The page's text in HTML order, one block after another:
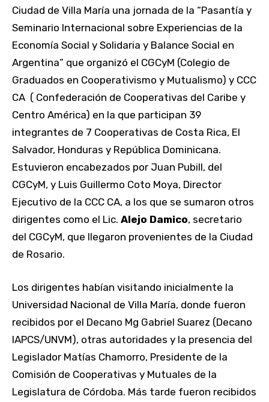
Ciudad de Villa María una jornada de la “Pasantía y
Seminario Internacional sobre Experiencias de la
Economía Social y Solidaria y Balance Social en
Argentina” que organizó el CGCyM (Colegio de
Graduados en Cooperativismo y Mutualismo) y CCC
CA ( Confederación de Cooperativas del Caribe y
Centro América) en la que participan 39
integrantes de 7 Cooperativas de Costa Rica, El
Salvador, Honduras y República Dominicana.
Estuvieron encabezados por Juan Pubill, del
CGCyM, y Luis Guillermo Coto Moya, Director
Ejecutivo de la CCC CA, a los que se sumaron otros
dirigentes como el Lic. Alejo Damico, secretario
del CGCyM, que llegaron provenientes de la Ciudad
de Rosario.
Los dirigentes habían visitando inicialmente la
Universidad Nacional de Villa María, donde fueron
recibidos por el Decano Mg Gabriel Suarez (Decano
IAPCS/UNVM), otras autoridades y la presencia del
Legislador Matías Chamorro, Presidente de la
Comisión de Cooperativas y Mutuales de la
Legislatura de Córdoba. Más tarde fueron recibidos